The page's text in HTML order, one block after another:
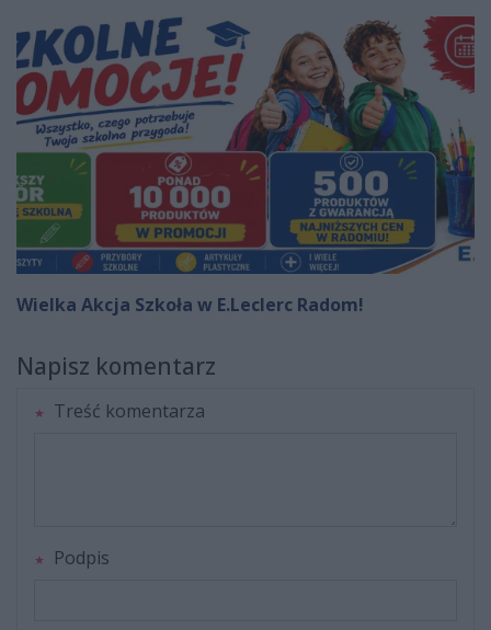
Wielka Akcja Szkoła w E.Leclerc Radom!
Napisz komentarz
Treść komentarza
Podpis